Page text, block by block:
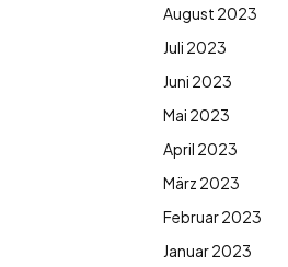
August 2023
Juli 2023
Juni 2023
Mai 2023
April 2023
März 2023
Februar 2023
Januar 2023